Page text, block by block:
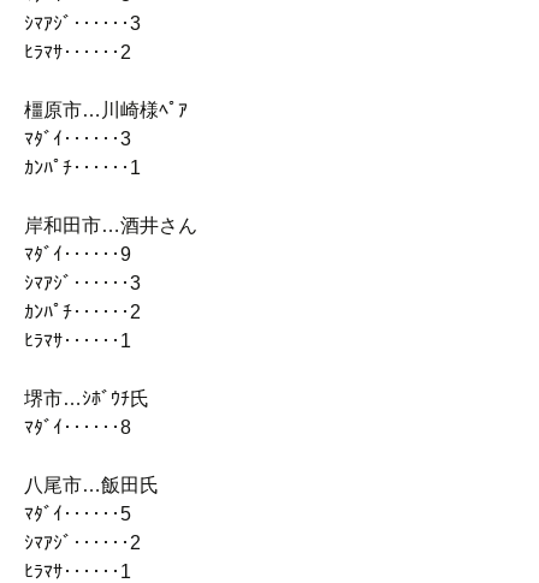
ｼﾏｱｼﾞ‥‥‥3
ﾋﾗﾏｻ‥‥‥2
橿原市…川崎様ﾍﾟｱ
ﾏﾀﾞｲ‥‥‥3
ｶﾝﾊﾟﾁ‥‥‥1
岸和田市…酒井さん
ﾏﾀﾞｲ‥‥‥9
ｼﾏｱｼﾞ‥‥‥3
ｶﾝﾊﾟﾁ‥‥‥2
ﾋﾗﾏｻ‥‥‥1
堺市…ｼﾎﾞｳﾁ氏
ﾏﾀﾞｲ‥‥‥8
八尾市…飯田氏
ﾏﾀﾞｲ‥‥‥5
ｼﾏｱｼﾞ‥‥‥2
ﾋﾗﾏｻ‥‥‥1